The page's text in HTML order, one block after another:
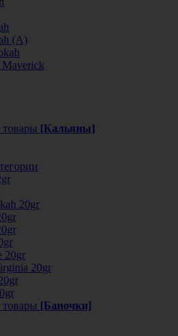
(А)
товары [Кальяны]
20gr
20gr
20gr
товары [Баночки]